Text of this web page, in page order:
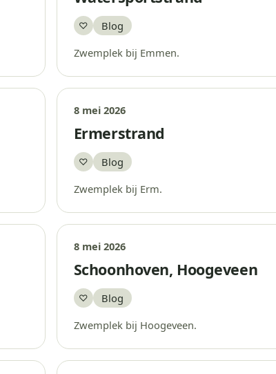
♡Bewaar
Blog
Zwemplek bij Emmen.
8 mei 2026
Ermerstrand
♡Bewaar
Blog
Zwemplek bij Erm.
8 mei 2026
Schoonhoven, Hoogeveen
♡Bewaar
Blog
Zwemplek bij Hoogeveen.